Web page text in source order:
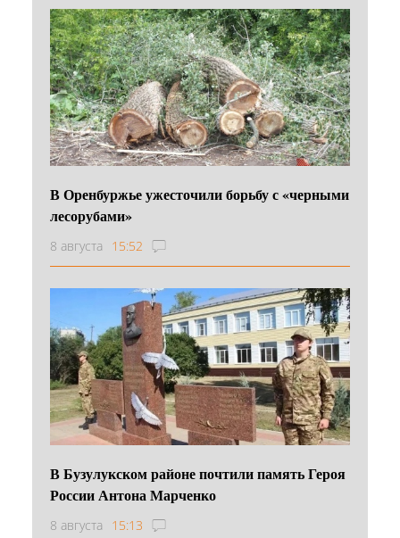
В Оренбуржье ужесточили борьбу с «черными
лесорубами»
8 августа 15:52
В Бузулукском районе почтили память Героя
России Антона Марченко
8 августа 15:13